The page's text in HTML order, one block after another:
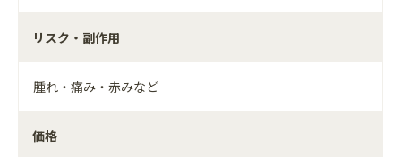
リスク・副作用
腫れ・痛み・赤みなど
価格